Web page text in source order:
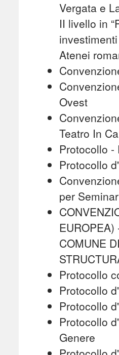
Vergata e
II livello in
Atenei
Ovest
Teatro In
Protocollo -
Protocollo
per
COMUNE
Protocollo
Protocollo
Protocollo
Protocollo
Genere